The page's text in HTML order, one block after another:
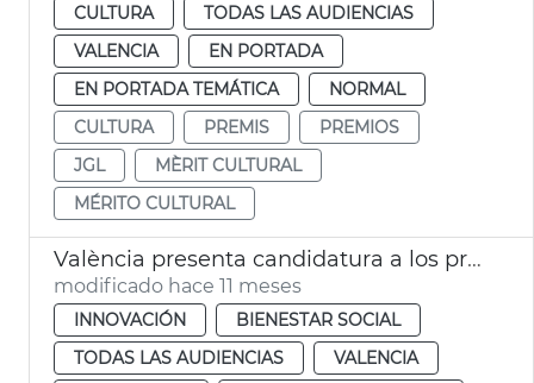
CULTURA
TODAS LAS AUDIENCIAS
VALENCIA
EN PORTADA
EN PORTADA TEMÁTICA
NORMAL
CULTURA
PREMIS
PREMIOS
JGL
MÈRIT CULTURAL
MÉRITO CULTURAL
València presenta candidatura a los premios europeos de accesibilidad
modificado hace 11 meses
INNOVACIÓN
BIENESTAR SOCIAL
TODAS LAS AUDIENCIAS
VALENCIA